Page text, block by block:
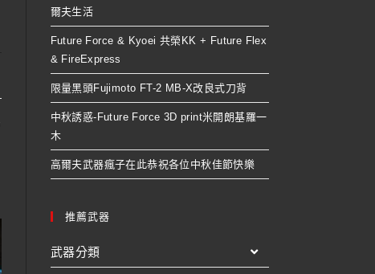
爾夫生活
Future Force & Kyoei 共榮KK + Future Flex
& FireExpress
限量黑頭Fujimoto FT-2 MB-X改良式刀背
中秋誘惑-Future Force 3D print米開朗基羅一
木
高爾夫武器瘋子在此恭祝各位中秋佳節快樂
推薦武器
武器分類